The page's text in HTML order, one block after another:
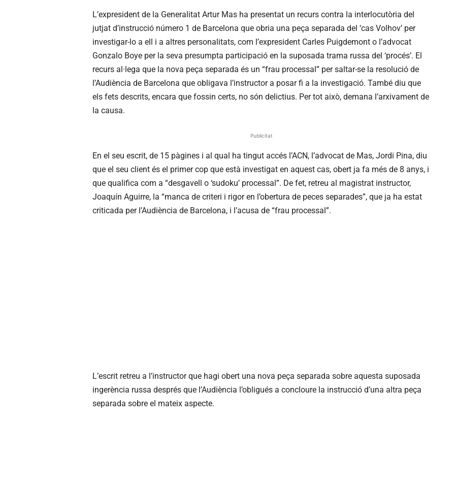
L’expresident de la Generalitat Artur Mas ha presentat un recurs contra la interlocutòria del
jutjat d’instrucció número 1 de Barcelona que obria una peça separada del ‘cas Volhov’ per
investigar-lo a ell i a altres personalitats, com l’expresident Carles Puigdemont o l’advocat
Gonzalo Boye per la seva presumpta participació en la suposada trama russa del ‘procés’. El
recurs al·lega que la nova peça separada és un “frau processal” per saltar-se la resolució de
l’Audiència de Barcelona que obligava l’instructor a posar fi a la investigació. També diu que
els fets descrits, encara que fossin certs, no són delictius. Per tot això, demana l’arxivament de
la causa.
Publicitat
En el seu escrit, de 15 pàgines i al qual ha tingut accés l’ACN, l’advocat de Mas, Jordi Pina, diu
que el seu client és el primer cop que està investigat en aquest cas, obert ja fa més de 8 anys, i
que qualifica com a “desgavell o ‘sudoku’ processal”. De fet, retreu al magistrat instructor,
Joaquín Aguirre, la “manca de criteri i rigor en l’obertura de peces separades”, que ja ha estat
criticada per l’Audiència de Barcelona, i l’acusa de “frau processal”.
L’escrit retreu a l’instructor que hagi obert una nova peça separada sobre aquesta suposada
ingerència russa després que l’Audiència l’obligués a concloure la instrucció d’una altra peça
separada sobre el mateix aspecte.